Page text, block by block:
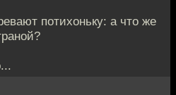
потихоньку: а что же